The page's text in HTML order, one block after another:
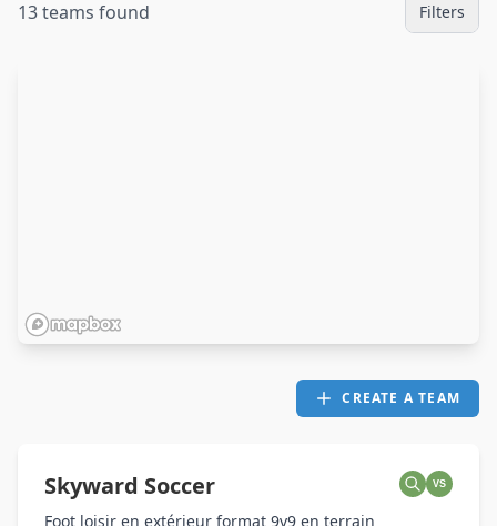
13 teams found Filters
CREATE A TEAM
Skyward Soccer VS
Foot loisir en extérieur format 9v9 en terrain